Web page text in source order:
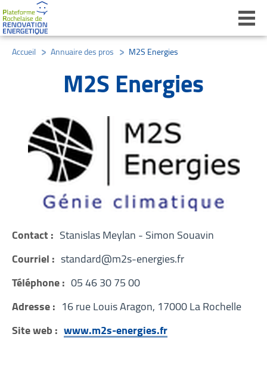
Accueil Annuaire des pros M2S Energies
M2S Energies
Contact : Stanislas Meylan - Simon Souavin
Courriel : standard@m2s-energies.fr
Téléphone : 05 46 30 75 00
Adresse : 16 rue Louis Aragon, 17000 La Rochelle
Site web : www.m2s-energies.fr